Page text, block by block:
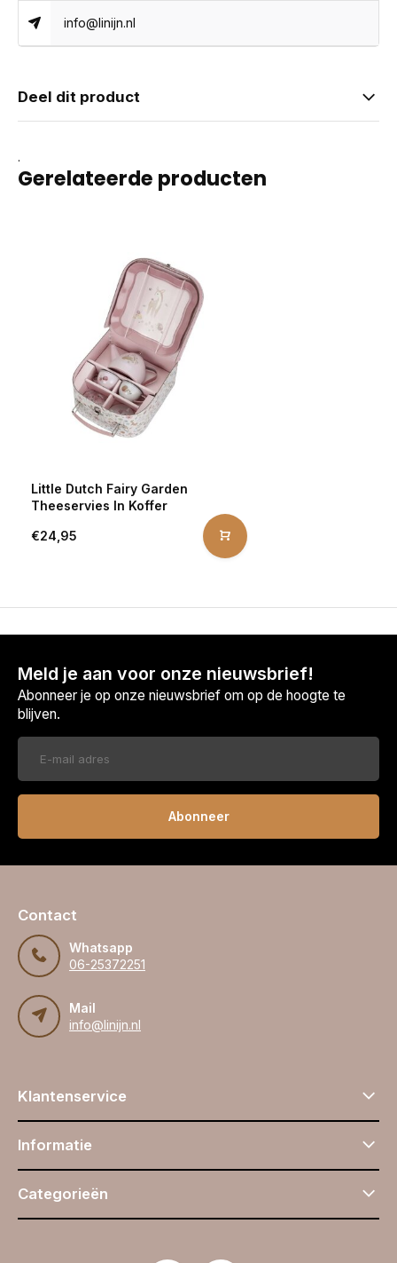
info@linijn.nl
Deel dit product
.
Gerelateerde producten
Little Dutch Fairy Garden
Theeservies In Koffer
€24,95
Meld je aan voor onze nieuwsbrief!
Abonneer je op onze nieuwsbrief om op de hoogte te
blijven.
Abonneer
Contact
Whatsapp
06-25372251
Mail
info@linijn.nl
Klantenservice
Informatie
Categorieën